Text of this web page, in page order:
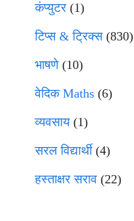
कंप्युटर (1)
टिप्स & ट्रिक्स(830)
भाषणे(10)
वेदिक Maths (6)
व्यवसाय(1)
सरल विद्यार्थी(4)
हस्ताक्षर सराव (22)